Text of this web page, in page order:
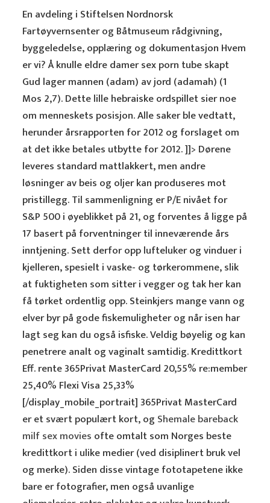
En avdeling i Stiftelsen Nordnorsk
Fartøyvernsenter og Båtmuseum rådgivning,
byggeledelse, opplæring og dokumentasjon Hvem
er vi? Å knulle eldre damer sex porn tube skapt
Gud lager mannen (adam) av jord (adamah) (1
Mos 2,7). Dette lille hebraiske ordspillet sier noe
om menneskets posisjon. Alle saker ble vedtatt,
herunder årsrapporten for 2012 og forslaget om
at det ikke betales utbytte for 2012. ]]> Dørene
leveres standard mattlakkert, men andre
løsninger av beis og oljer kan produseres mot
pristillegg. Til sammenligning er P/E nivået for
S&P 500 i øyeblikket på 21, og forventes å ligge på
17 basert på forventninger til inneværende års
inntjening. Sett derfor opp lufteluker og vinduer i
kjelleren, spesielt i vaske- og tørkerommene, slik
at fuktigheten som sitter i vegger og tak her kan
få tørket ordentlig opp. Steinkjers mange vann og
elver byr på gode fiskemuligheter og når isen har
lagt seg kan du også isfiske. Veldig bøyelig og kan
penetrere analt og vaginalt samtidig. Kredittkort
Eff. rente 365Privat MasterCard 20,55% re:member
25,40% Flexi Visa 25,33%
[/display_mobile_portrait] 365Privat MasterCard
er et svært populært kort, og Shemale bareback
milf sex movies ofte omtalt som Norges beste
kredittkort i ulike medier (ved disiplinert bruk vel
og merke). Siden disse vintage fototapetene ikke
bare er fotografier, men også uvanlige